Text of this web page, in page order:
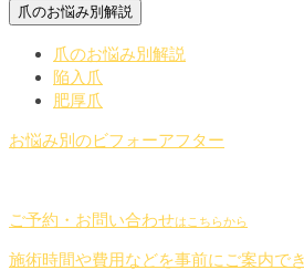
爪のお悩み別解説
爪のお悩み別解説
陥入爪
肥厚爪
お悩み別のビフォーアフター
ご予約・お問い合わせはこちらから
施術時間や費用などを事前にご案内でき